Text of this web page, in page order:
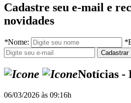
Cadastre seu e-mail e
novidades
*Nome: *
Notícias -
06/03/2026 às 09:16h